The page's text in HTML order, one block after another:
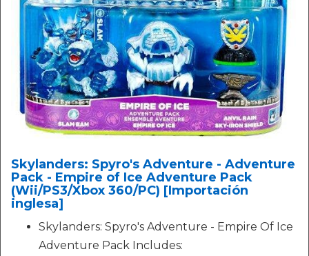
Skylanders: Spyro's Adventure - Adventure
Pack - Empire of Ice Adventure Pack
(Wii/PS3/Xbox 360/PC) [Importación
inglesa]
Skylanders: Spyro's Adventure - Empire Of Ice
Adventure Pack Includes: